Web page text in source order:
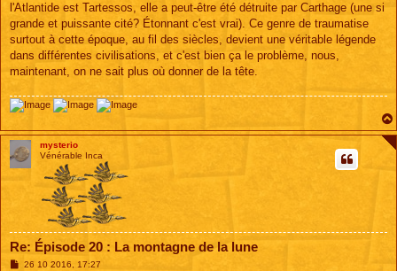
l'Atlantide est Tartessos, elle a peut-être été détruite par Carthage (une si
grande et puissante cité? Étonnant c'est vrai). Ce genre de traumatise
surtout à cette époque, au fil des siècles, devient une véritable légende
dans différentes civilisations, et c'est bien ça le problème, nous,
maintenant, on ne sait plus où donner de la tête.
mysterio
Vénérable Inca
Re: Épisode 20 : La montagne de la lune
M26 10 2016, 17:27